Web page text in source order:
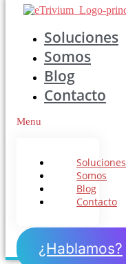
Soluciones
Somos
Blog
Contacto
Menu
Soluciones
Somos
Blog
Contacto
¿Hablamos?